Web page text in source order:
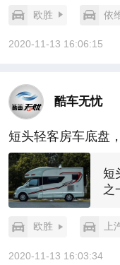
欧胜 依
2020-11-13 16:06:15
酷车无忧
短头轻客房车底盘
短
之
欧胜 上
2020-11-13 16:03:34